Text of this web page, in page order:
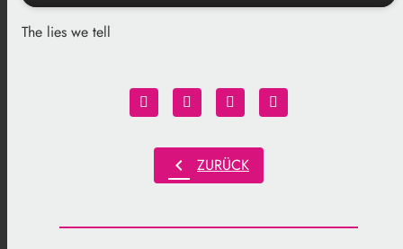
play_arrow Buchtipp 28.02.2024
The lies we tell
chevron_left ZURÜCK